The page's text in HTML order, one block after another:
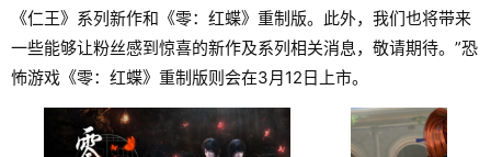
《仁王》系列新作和《零：红蝶》重制版。此外，我们也将带来
一些能够让粉丝感到惊喜的新作及系列相关消息，敬请期待。”恐
怖游戏《零：红蝶》重制版则会在3月12日上市。